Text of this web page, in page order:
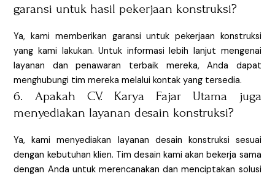
garansi untuk hasil pekerjaan konstruksi?
Ya, kami memberikan garansi untuk pekerjaan konstruksi
yang kami lakukan. Untuk informasi lebih lanjut mengenai
layanan dan penawaran terbaik mereka, Anda dapat
menghubungi tim mereka melalui kontak yang tersedia.
6. Apakah CV. Karya Fajar Utama juga
menyediakan layanan desain konstruksi?
Ya, kami menyediakan layanan desain konstruksi sesuai
dengan kebutuhan klien. Tim desain kami akan bekerja sama
dengan Anda untuk merencanakan dan menciptakan solusi